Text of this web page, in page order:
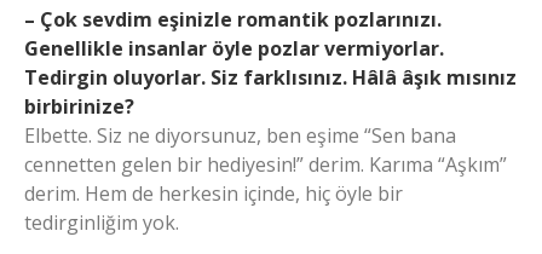
– Çok sevdim eşinizle romantik pozlarınızı.
Genellikle insanlar öyle pozlar vermiyorlar.
Tedirgin oluyorlar. Siz farklısınız. Hâlâ âşık mısınız
birbirinize?
Elbette. Siz ne diyorsunuz, ben eşime “Sen bana
cennetten gelen bir hediyesin!” derim. Karıma “Aşkım”
derim. Hem de herkesin içinde, hiç öyle bir
tedirginliğim yok.